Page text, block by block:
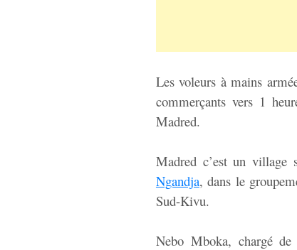
Les voleurs à mains
commerçants vers 1
Madred.
Madred c’est un village
Ngandja, dans le
Sud-Kivu.
Nebo Mboka, chargé